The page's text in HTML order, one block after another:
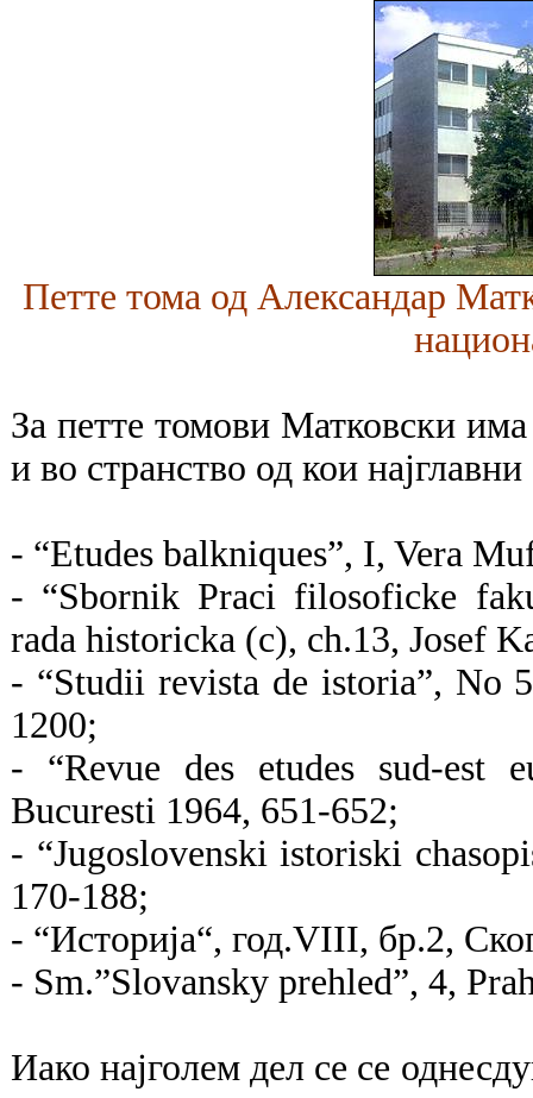
Петте тома од Александар
За петте томови Матковски
и во странство од кои најглавни
- “Etudes balkniques”, I, Vera
- “Sbornik Praci filosoficke
rada historicka (c), ch.13, Josef
- “Studii revista de istoria”, No
1200;
- “Revue des etudes sud-est
Bucuresti 1964, 651-652;
- “Jugoslovenski istoriski
170-188;
- “Историја“, год.VIII, бр.2,
- Sm.”Slovansky prehled”, 4,
Иако најголем дел се се